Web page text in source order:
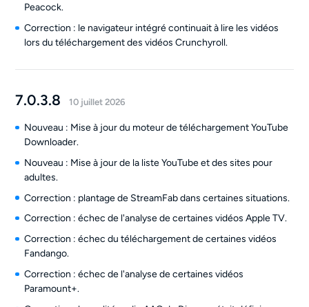
Peacock.
Correction : le navigateur intégré continuait à lire les vidéos
lors du téléchargement des vidéos Crunchyroll.
7.0.3.8 10 juillet 2026
Nouveau : Mise à jour du moteur de téléchargement YouTube
Downloader.
Nouveau : Mise à jour de la liste YouTube et des sites pour
adultes.
Correction : plantage de StreamFab dans certaines situations.
Correction : échec de l'analyse de certaines vidéos Apple TV.
Correction : échec du téléchargement de certaines vidéos
Fandango.
Correction : échec de l'analyse de certaines vidéos
Paramount+.